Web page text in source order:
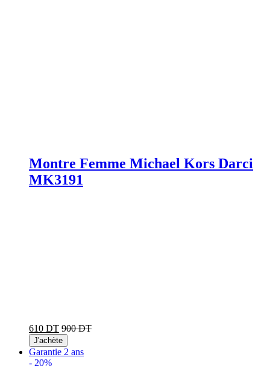
Montre Femme Michael Kors Darci
MK3191
610 DT 900 DT
J'achète
Garantie 2 ans
- 20%